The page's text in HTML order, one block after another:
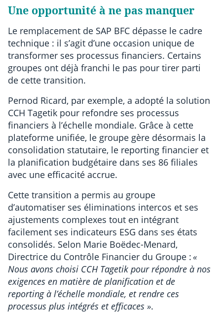
Une opportunité à ne pas manquer
Le remplacement de SAP BFC dépasse le cadre
technique : il s’agit d’une occasion unique de
transformer ses processus financiers. Certains
groupes ont déjà franchi le pas pour tirer parti
de cette transition.
Pernod Ricard, par exemple, a adopté la solution
CCH Tagetik pour refondre ses processus
financiers à l’échelle mondiale. Grâce à cette
plateforme unifiée, le groupe gère désormais la
consolidation statutaire, le reporting financier et
la planification budgétaire dans ses 86 filiales
avec une efficacité accrue.
Cette transition a permis au groupe
d’automatiser ses éliminations intercos et ses
ajustements complexes tout en intégrant
facilement ses indicateurs ESG dans ses états
consolidés. Selon Marie Boëdec-Menard,
Directrice du Contrôle Financier du Groupe :«
Nous avons choisi CCH Tagetik pour répondre à nos
exigences en matière de planification et de
reporting à l’échelle mondiale, et rendre ces
processus plus intégrés et efficaces ».